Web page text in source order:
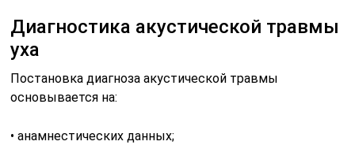
Диагностика акустической травмы
уха
Постановка диагноза акустической травмы
основывается на:
• анамнестических данных;